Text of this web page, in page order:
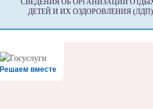
СВЕДЕНИЯ ОБ ОРГАНИЗАЦИИ
ДЕТЕЙ И ИХ ОЗДОРОВЛЕНИЯ (ЛДП)
Решаем вместе